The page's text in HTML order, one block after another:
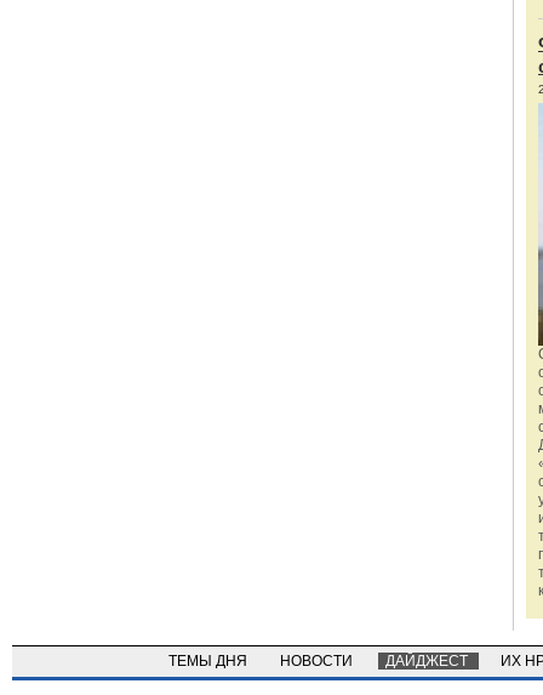
ТЕМЫ ДНЯ НОВОСТИ ДАЙДЖЕСТ ИХ